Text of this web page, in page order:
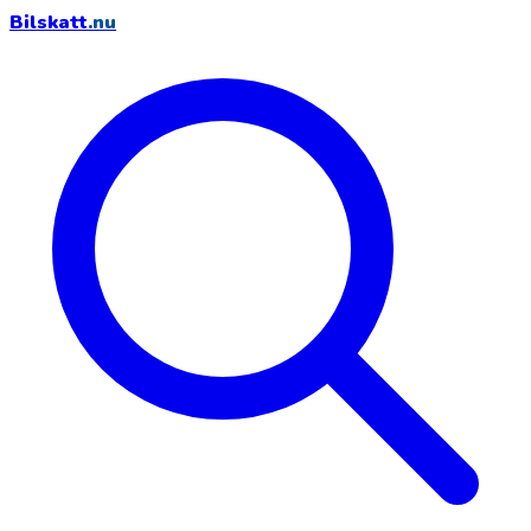
Bilskatt.nu